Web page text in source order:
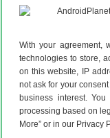
With your agreement,
technologies to store,
on this website, IP
not ask for your
business interest.
processing based on
More” or in our Privacy
8.8
Garmin Fenix 8